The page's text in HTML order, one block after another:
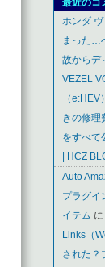
最近のコ
ホンダ
まった…
故からデ
VEZEL
（
きの修理
をすべて
| HCZ
Auto
プラグイ
イテム に
Links（
された？